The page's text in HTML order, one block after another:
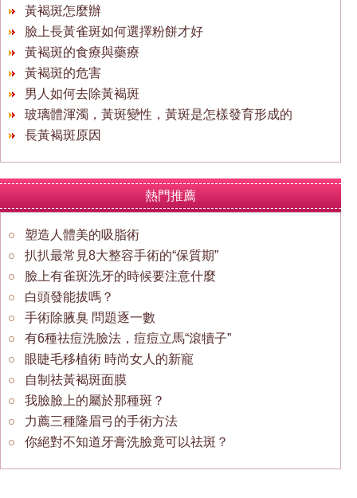
黃褐斑怎麼辦
臉上長黃雀斑如何選擇粉餅才好
黃褐斑的食療與藥療
黃褐斑的危害
男人如何去除黃褐斑
玻璃體渾濁，黃斑變性，黃斑是怎樣發育形成的
長黃褐斑原因
熱門推薦
塑造人體美的吸脂術
扒扒最常見8大整容手術的“保質期”
臉上有雀斑洗牙的時候要注意什麼
白頭發能拔嗎？
手術除腋臭 問題逐一數
有6種祛痘洗臉法，痘痘立馬“滾犢子”
眼睫毛移植術 時尚女人的新寵
自制祛黃褐斑面膜
我臉臉上的屬於那種斑？
力薦三種隆眉弓的手術方法
你絕對不知道牙膏洗臉竟可以祛斑？